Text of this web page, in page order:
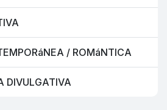
/ ROMáNTICA
DIVULGATIVA